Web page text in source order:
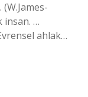
insan. …
ahlak…